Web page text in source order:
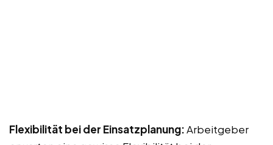
Flexibilität bei der Einsatzplanung:Arbeitgeber